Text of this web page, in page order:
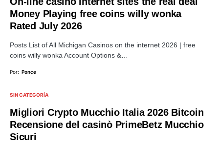
Money Playing free coins willy wonka
Rated July 2026
Posts List of All Michigan Casinos on the internet 2026 | free
coins willy wonka Account Options &…
Por: Ponce
SIN CATEGORÍA
Migliori Crypto Mucchio Italia 2026 Bitcoin
Recensione del casinò PrimeBetz Mucchio
Sicuri